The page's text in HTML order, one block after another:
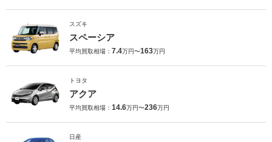
スズキ
スペーシア
平均買取相場： 7.4万円〜163万円
トヨタ
アクア
平均買取相場： 14.6万円〜236万円
日産